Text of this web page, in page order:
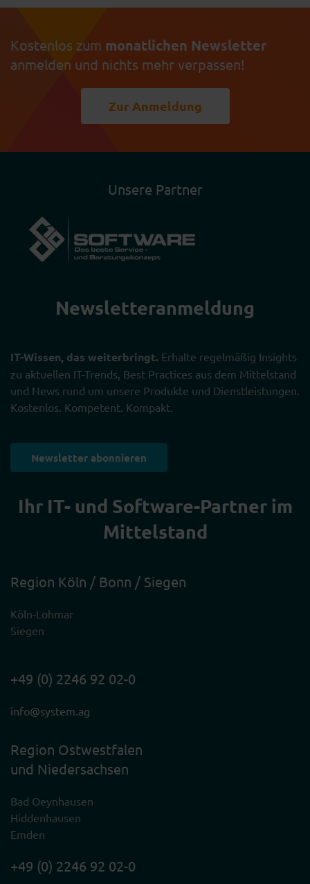
Kostenlos zum monatlichen Newsletter
anmelden und nichts mehr verpassen!
Zur Anmeldung
Unsere Partner
Newsletter­anmeldung
IT-Wissen, das weiterbringt. Erhalte regelmäßig Insights
zu aktuellen IT-Trends, Best Practices aus dem Mittelstand
und News rund um unsere Produkte und Dienstleistungen.
Kostenlos. Kompetent. Kompakt.
Newsletter abonnieren
Ihr IT- und Software-Partner im
Mittelstand
Region Köln / Bonn / Siegen
Köln-Lohmar
Siegen
+49 (0) 2246 92 02-0
info@system.ag
Region Ostwestfalen
und Niedersachsen
Bad Oeynhausen
Hiddenhausen
Emden
+49 (0) 2246 92 02-0